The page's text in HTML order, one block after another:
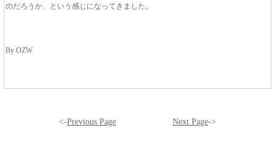
のだろうか、という感じになってきました。
By OZW
<-Previous Page Next Page->